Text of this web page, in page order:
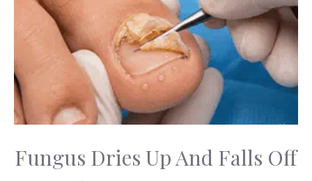
Fungus Dries Up And Falls Off